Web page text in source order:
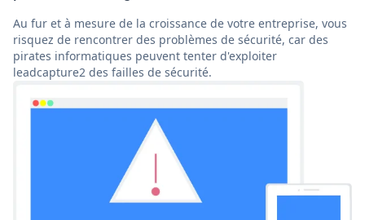
Au fur et à mesure de la croissance de votre entreprise, vous
risquez de rencontrer des problèmes de sécurité, car des
pirates informatiques peuvent tenter d'exploiter
leadcapture2 des failles de sécurité.